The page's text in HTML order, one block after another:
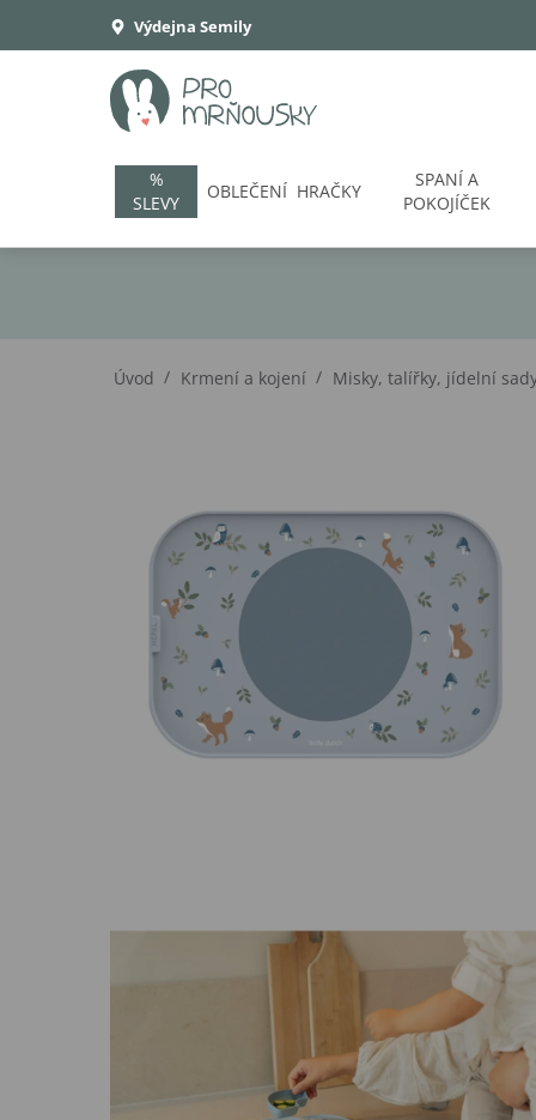
Výdejna Semily
%
SLEVY
OBLEČENÍ HRAČKY
SPANÍ A
POKOJÍČEK
Úvod / Krmení a kojení / Misky, talířky, jídelní